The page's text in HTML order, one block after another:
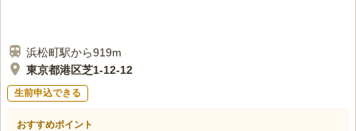
浜松町駅から919m
東京都港区芝1-12-12
生前申込できる
おすすめポイント